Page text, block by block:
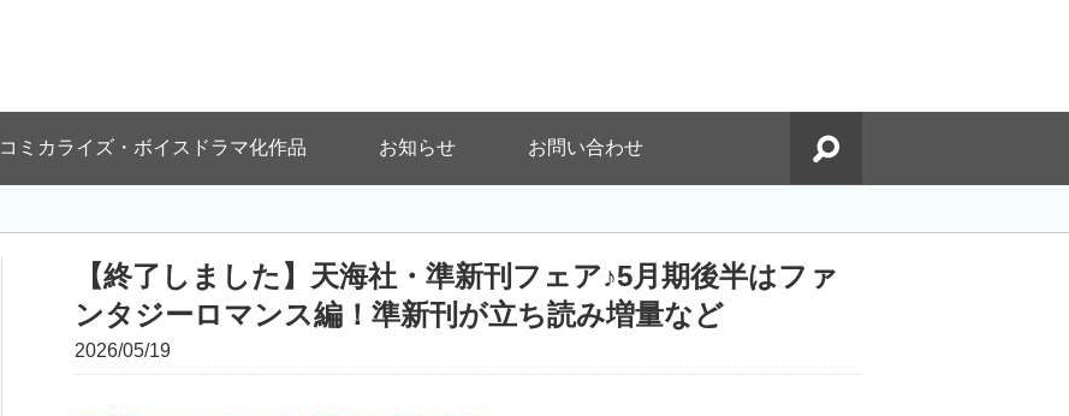
コミカライズ・ボイスドラマ化作品 お知らせ お問い合わせ
【終了しました】天海社・準新刊フェア♪5月期後半はファ
ンタジーロマンス編！準新刊が立ち読み増量など
2026/05/19